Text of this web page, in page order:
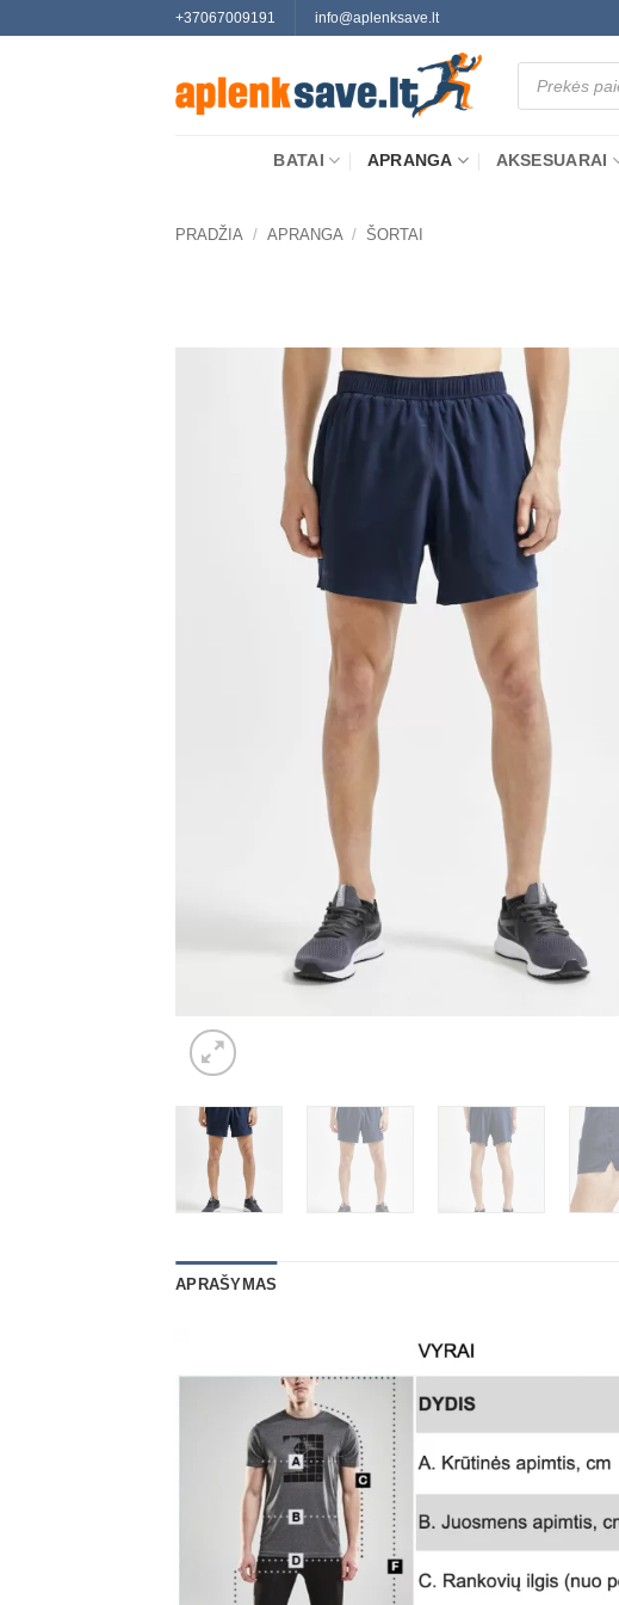
+37067009191 info@aplenksave.lt
Products
search
BATAI APRANGA AKSESUARAI
PRADŽIA / APRANGA / ŠORTAI
APRAŠYMAS